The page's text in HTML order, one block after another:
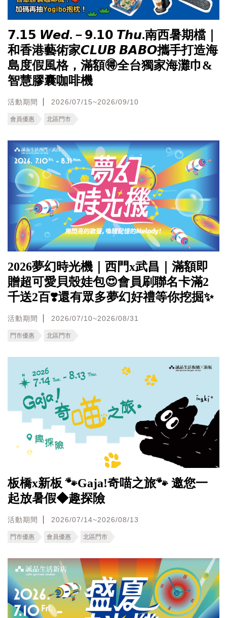
𝟳.𝟭𝟱 𝙒𝙚𝙙.－𝟵.𝟭𝟬 𝙏𝙝𝙪.南西暑期檔｜
和香港藝術家𝘾𝙇𝙐𝘽 𝘽𝘼𝘽𝙊攜手打造海
島度假風格，滿額🉐全台獨家海灘巾&
智慧膠囊咖啡機
活動期間 2026/07/15~2026/09/10
會員優惠 北區門市
2026夢幻時光機｜西門x武昌｜滿額即
贈超可愛貝殼娃包😍會員刷聯名卡滿2
千送2百❣️還有眾多夢幻好禮等你挖掘✨
活動期間 2026/07/10~2026/08/31
門市優惠 北區門市
板橋x新板 🐾Gaja!奇喵之旅🐾 邀您一
起放暑假◆趣探險
活動期間 2026/07/14~2026/08/13
門市優惠 會員優惠 北區門市